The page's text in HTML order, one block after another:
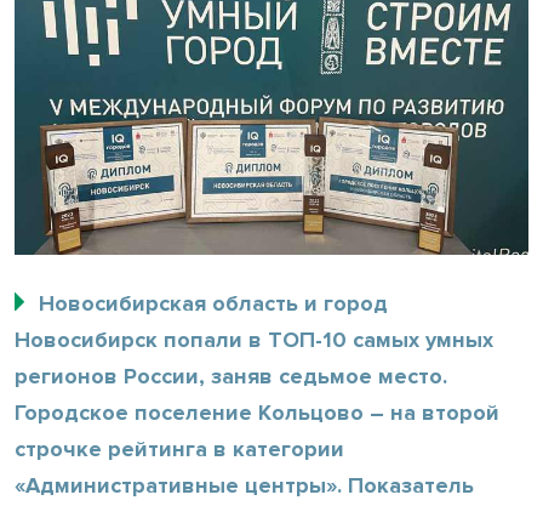
Новосибирская область и город
Новосибирск попали в ТОП-10 самых умных
регионов России, заняв седьмое место.
Городское поселение Кольцово – на второй
строчке рейтинга в категории
«Административные центры». Показатель